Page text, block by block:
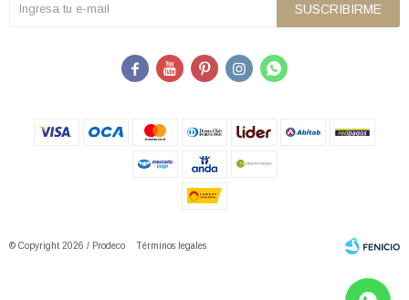
SUSCRIBIRME
    
© Copyright 2026 / Prodeco Términos legales